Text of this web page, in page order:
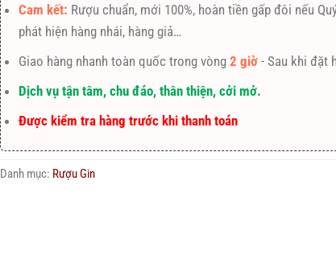
Cam kết: Rượu chuẩn, mới 100%, hoàn tiền gấp đôi nếu
phát hiện hàng nhái, hàng giả…
Giao hàng nhanh toàn quốc trong vòng 2 giờ- Sau khi đặt
Dịch vụ tận tâm, chu đáo, thân thiện, cởi mở.
Được kiểm tra hàng trước khi thanh toán
Danh mục: Rượu Gin